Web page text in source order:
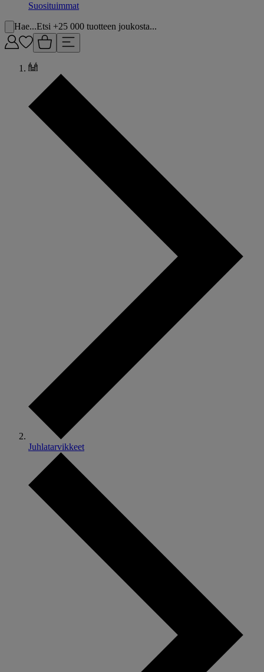
Suosituimmat
Hae...Etsi +25 000 tuotteen joukosta...
Juhlatarvikkeet